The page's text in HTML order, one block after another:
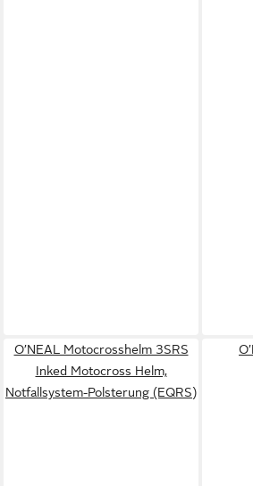
O’NEAL Motocrosshelm 3SRS
Inked Motocross Helm,
Notfallsystem-Polsterung (EQRS)